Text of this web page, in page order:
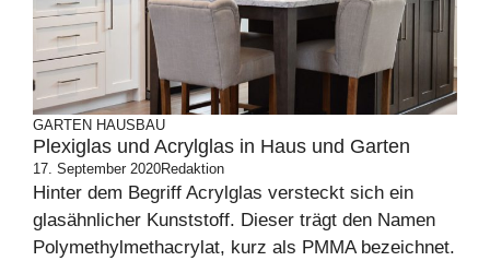
GARTEN HAUSBAU
Plexiglas und Acrylglas in Haus und Garten
17. September 2020Redaktion
Hinter dem Begriff Acrylglas versteckt sich ein
glasähnlicher Kunststoff. Dieser trägt den Namen
Polymethylmethacrylat, kurz als PMMA bezeichnet.